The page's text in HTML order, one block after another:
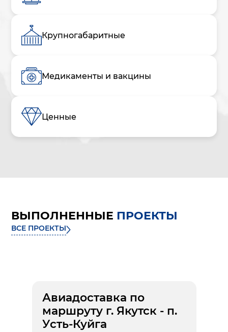
Крупногабаритные
Медикаменты и вакцины
Ценные
ВЫПОЛНЕННЫЕ ПРОЕКТЫ
ВСЕ ПРОЕКТЫ
Авиадоставка по
маршруту г. Якутск - п.
Усть-Куйга